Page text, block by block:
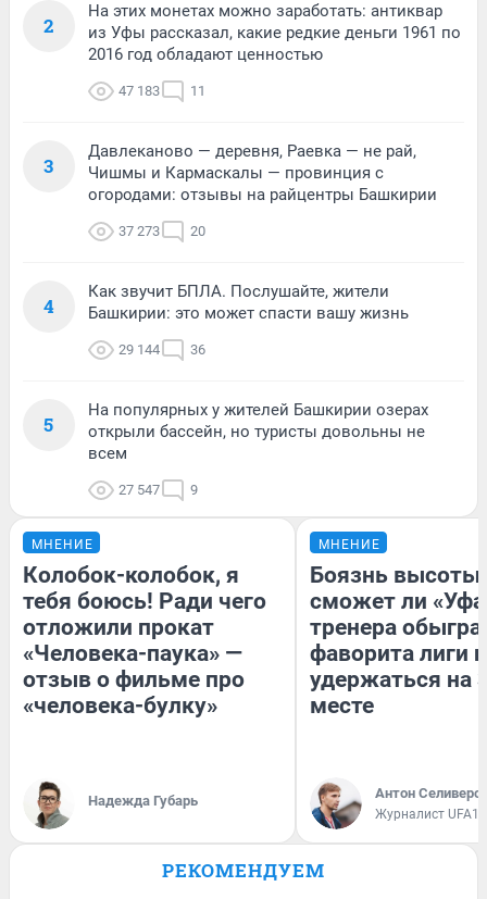
2
На этих монетах можно заработать: антиквар
из Уфы рассказал, какие редкие деньги 1961 по
2016 год обладают ценностью
47 183 11
3
Давлеканово — деревня, Раевка — не рай,
Чишмы и Кармаскалы — провинция с
огородами: отзывы на райцентры Башкирии
37 273 20
4
Как звучит БПЛА. Послушайте, жители
Башкирии: это может спасти вашу жизнь
29 144 36
5
На популярных у жителей Башкирии озерах
открыли бассейн, но туристы довольны не
всем
27 547 9
МНЕНИЕ
Колобок-колобок, я
тебя боюсь! Ради чего
отложили прокат
«Человека-паука» —
отзыв о фильме про
«человека-булку»
Надежда Губарь
МНЕНИЕ
Боязнь высоты:
сможет ли
тренера
фаворита лиги и
удержаться на
месте
Антон
Журналист
РЕКОМЕНДУЕМ